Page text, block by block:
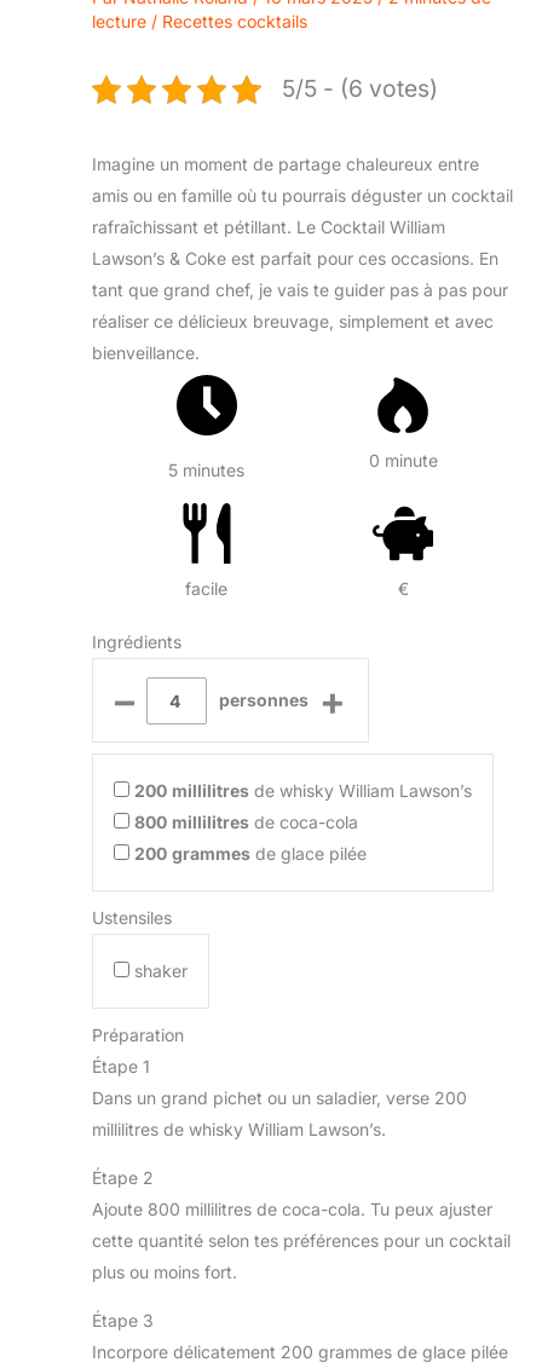
lecture / Recettes cocktails
5/5 - (6 votes)
Imagine un moment de partage chaleureux entre
amis ou en famille où tu pourrais déguster un cocktail
rafraîchissant et pétillant. Le Cocktail William
Lawson’s & Coke est parfait pour ces occasions. En
tant que grand chef, je vais te guider pas à pas pour
réaliser ce délicieux breuvage, simplement et avec
bienveillance.
5 minutes 0 minute
facile €
Ingrédients
– personnes +
200 millilitres de whisky William Lawson’s
800 millilitres de coca-cola
200 grammes de glace pilée
Ustensiles
shaker
Préparation
Étape 1
Dans un grand pichet ou un saladier, verse 200
millilitres de whisky William Lawson’s.
Étape 2
Ajoute 800 millilitres de coca-cola. Tu peux ajuster
cette quantité selon tes préférences pour un cocktail
plus ou moins fort.
Étape 3
Incorpore délicatement 200 grammes de glace pilée